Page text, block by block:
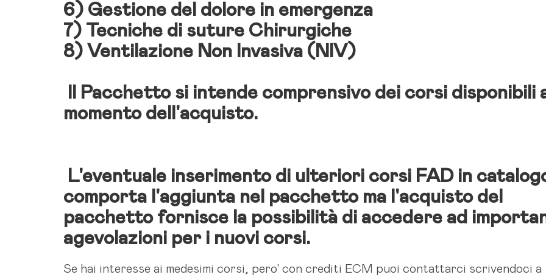
6) Gestione del dolore in emergenza
7) Tecniche di suture Chirurgiche
8) Ventilazione Non Invasiva (NIV)
Il Pacchetto si intende comprensivo dei corsi disponibili
momento dell'acquisto.
L'eventuale inserimento di ulteriori corsi FAD in
comporta l'aggiunta nel pacchetto ma l'acquisto del
pacchetto fornisce la possibilità di accedere ad
agevolazioni per i nuovi corsi.
Se hai interesse ai medesimi corsi, pero' con crediti ECM puoi contattarci scrivendoci a